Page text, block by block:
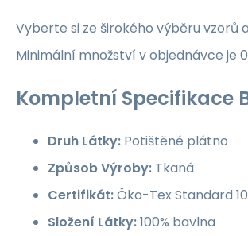
Vyberte si ze širokého výběru
Minimální množství v objednávce je
Kompletní Specifikace
Druh Látky: Potištěné plátno
Způsob Výroby: Tkaná
Certifikát:Öko-Tex Standard
Složení Látky:100% bavlna